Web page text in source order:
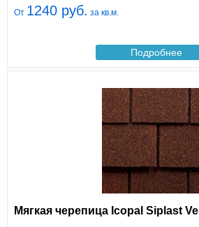
От 1240 руб. за кв.м.
Подробнее
Мягкая черепица Icopal Siplast